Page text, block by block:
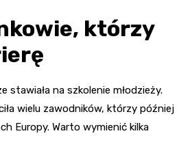
którzy
stawiała na szkolenie młodzieży.
wielu zawodników, którzy później
Europy. Warto wymienić kilka